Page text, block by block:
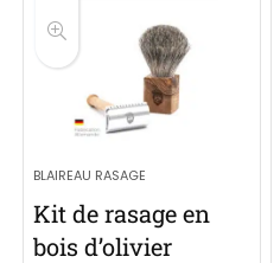
BLAIREAU RASAGE
Kit de rasage en
bois d’olivier